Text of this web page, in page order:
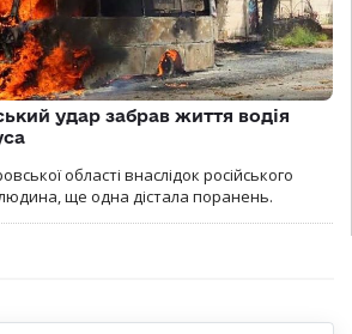
удар забрав життя водія
області внаслідок російського
ще одна дістала поранень.